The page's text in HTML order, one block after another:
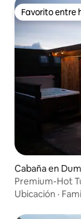
Favorito entre
Favorito entre
Cabaña en
Premium-Hot
Ubicación ·